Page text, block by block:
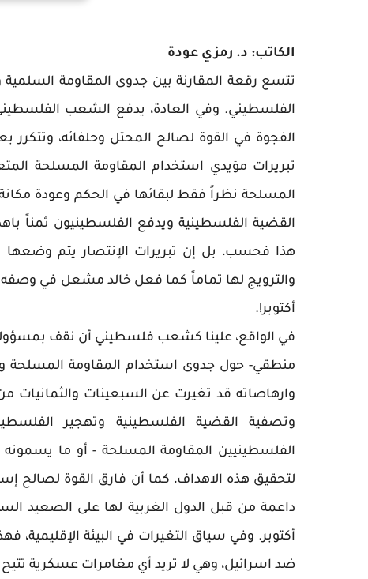
الكاتب: د. رمزي عودة
تتسع رقعة المقارنة بين جدوى المقاومة
الفلسطيني. وفي العادة، يدفع الشعب
الفجوة في القوة لصالح المحتل وحلفائه،
تبريرات مؤيدي استخدام المقاومة المسلحة
المسلحة نظراً فقط لبقائها في الحكم وعودة
القضية الفلسطينية ويدفع الفلسطينيون ثمناً
هذا فحسب، بل إن تبريرات الإنتصار يتم وضعها
والترويج لها تماماً كما فعل خالد مشعل في وصفه
أكتوبر!.
في الواقع، علينا كشعب فلسطيني أن نقف
منطقي- حول جدوى استخدام المقاومة المسلحة
وارهاصاته قد تغيرت عن السبعينات
وتصفية القضية الفلسطينية وتهجير
الفلسطينيين المقاومة المسلحة - أو ما
لتحقيق هذه الاهداف، كما أن فارق القوة لصالح
داعمة من قبل الدول الغربية لها على الصعيد
أكتوبر. وفي سياق التغيرات في البيئة
ضد اسرائيل، وهي لا تريد أي مغامرات عسكرية تتيح